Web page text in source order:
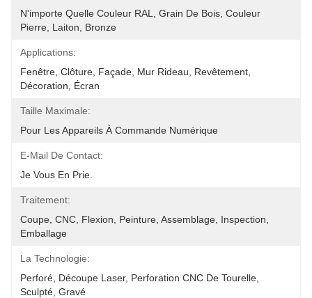
N'importe Quelle Couleur RAL, Grain De Bois, Couleur
Pierre, Laiton, Bronze
Applications:
Fenêtre, Clôture, Façade, Mur Rideau, Revêtement,
Décoration, Écran
Taille Maximale:
Pour Les Appareils À Commande Numérique
E-Mail De Contact:
Je Vous En Prie.
Traitement:
Coupe, CNC, Flexion, Peinture, Assemblage, Inspection,
Emballage
La Technologie:
Perforé, Découpe Laser, Perforation CNC De Tourelle,
Sculpté, Gravé